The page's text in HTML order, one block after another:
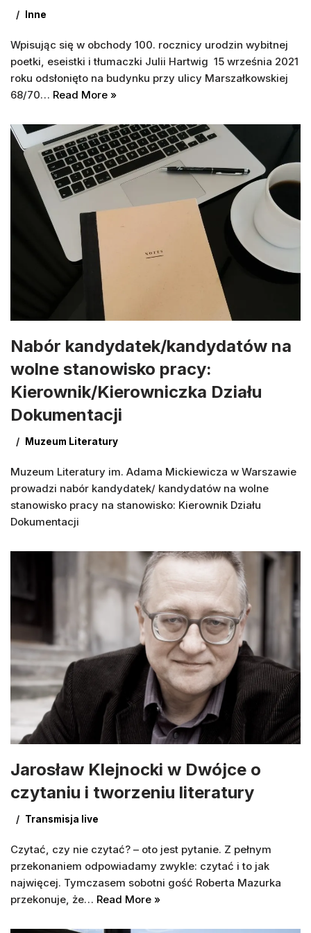
Inne
Wpisując się w obchody 100. rocznicy urodzin wybitnej
poetki, eseistki i tłumaczki Julii Hartwig 15 września 2021
roku odsłonięto na budynku przy ulicy Marszałkowskiej
68/70… Read More »
Nabór kandydatek/kandydatów na
wolne stanowisko pracy:
Kierownik/Kierowniczka Działu
Dokumentacji
Muzeum Literatury
Muzeum Literatury im. Adama Mickiewicza w Warszawie
prowadzi nabór kandydatek/ kandydatów na wolne
stanowisko pracy na stanowisko: Kierownik Działu
Dokumentacji
Jarosław Klejnocki w Dwójce o
czytaniu i tworzeniu literatury
Transmisja live
Czytać, czy nie czytać? – oto jest pytanie. Z pełnym
przekonaniem odpowiadamy zwykle: czytać i to jak
najwięcej. Tymczasem sobotni gość Roberta Mazurka
przekonuje, że… Read More »